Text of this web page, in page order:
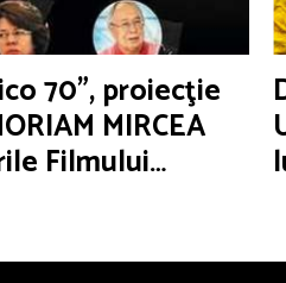
70”, proiecţie
MIRCEA
Filmului